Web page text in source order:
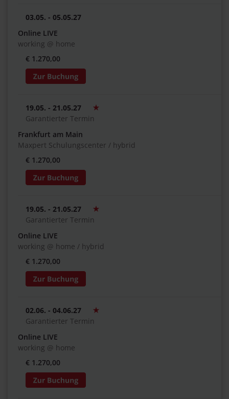
03.05. - 05.05.27
Online LIVE
working @ home
€ 1.270,00
19.05. - 21.05.27
Garantierter Termin
Frankfurt am Main
Maxpert Schulungscenter / hybrid
€ 1.270,00
19.05. - 21.05.27
Garantierter Termin
Online LIVE
working @ home / hybrid
€ 1.270,00
02.06. - 04.06.27
Garantierter Termin
Online LIVE
working @ home
€ 1.270,00